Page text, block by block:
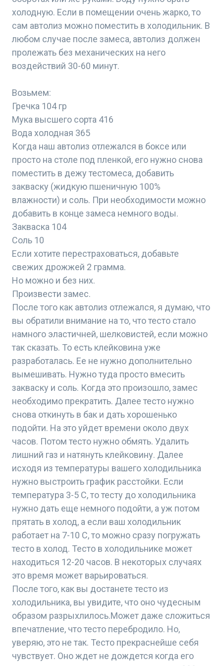
холодную. Если в помещении очень жарко, то
сам автолиз можно поместить в холодильник. В
любом случае после замеса, автолиз должен
пролежать без механических на него
воздействий 30-60 минут.
Возьмем:
Гречка 104 гр
Мука высшего сорта 416
Вода холодная 365
Когда наш автолиз отлежался в боксе или
просто на столе под пленкой, его нужно снова
поместить в дежу тестомеса, добавить
закваску (жидкую пшеничную 100%
влажности) и соль. При необходимости можно
добавить в конце замеса немного воды.
Закваска 104
Соль 10
Если хотите перестраховаться, добавьте
свежих дрожжей 2 грамма.
Но можно и без них.
Произвести замес.
После того как автолиз отлежался, я думаю, что
вы обратили внимание на то, что тесто стало
намного эластичней, шелковистей, если можно
так сказать. То есть клейковина уже
разработалась. Ее не нужно дополнительно
вымешивать. Нужно туда просто вмесить
закваску и соль. Когда это произошло, замес
необходимо прекратить. Далее тесто нужно
снова откинуть в бак и дать хорошенько
подойти. На это уйдет времени около двух
часов. Потом тесто нужно обмять. Удалить
лишний газ и натянуть клейковину. Далее
исходя из температуры вашего холодильника
нужно выстроить график расстойки. Если
температура 3-5 С, то тесту до холодильника
нужно дать еще немного подойти, а уж потом
прятать в холод, а если ваш холодильник
работает на 7-10 С, то можно сразу погружать
тесто в холод. Тесто в холодильнике может
находиться 12-20 часов. В некоторых случаях
это время может варьироваться.
После того, как вы достанете тесто из
холодильника, вы увидите, что оно чудесным
образом разрыхлилось.Может даже сложиться
впечатление, что тесто перебродило. Но,
уверяю, это не так. Тесто прекраснейше себя
чувствует. Оно ждет не дождется когда его